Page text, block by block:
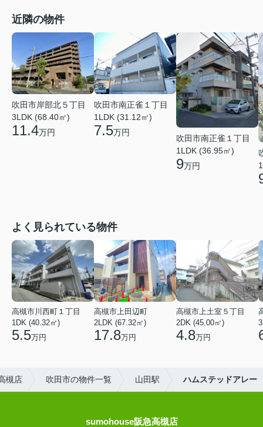
近隣の物件
吹田市岸部北５丁目
3LDK (68.40㎡)
11.4万円
吹田市南正雀１丁目
1LDK (31.12㎡)
7.5万円
吹田市南正雀１丁目
1LDK (36.95㎡)
9万円
よく見られている物件
高槻市川西町１丁目
1DK (40.32㎡)
5.5万円
高槻市上田辺町
2LDK (67.32㎡)
17.8万円
高槻市上土室５丁目
2DK (45.00㎡)
4.8万円
槻店 吹田市の物件一覧 山田駅 ハムステッドアレー
sumohouse阪急高槻店